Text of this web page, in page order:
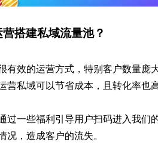
搭建私域流量池？
有效的运营方式，特别客户数量庞
私域可以节省成本，且转化率也
过一些福利引导用户扫码进入我们
，造成客户的流失。